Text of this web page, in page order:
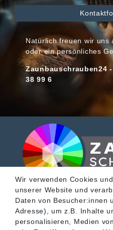
Natürlich freuen wir
oder ein persönliches
Zaunbauschrauben24
38 99 6
SERVICE
Wir verwenden Cookies
unserer Website und
Daten von Besucher:innen
Adresse), um z.B. Inhalte
personalisieren, Medien